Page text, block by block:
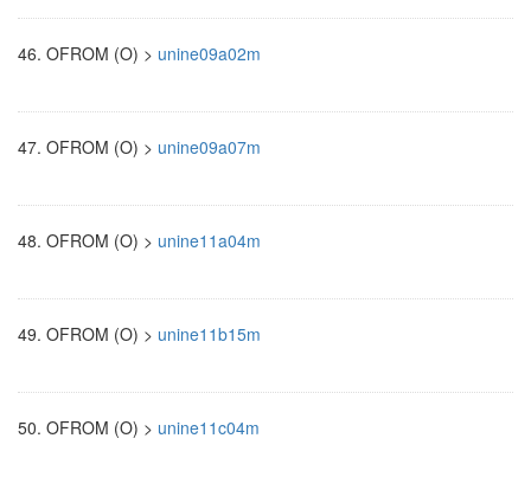
46. OFROM (O) > unine09a02m
47. OFROM (O) > unine09a07m
48. OFROM (O) > unine11a04m
49. OFROM (O) > unine11b15m
50. OFROM (O) > unine11c04m